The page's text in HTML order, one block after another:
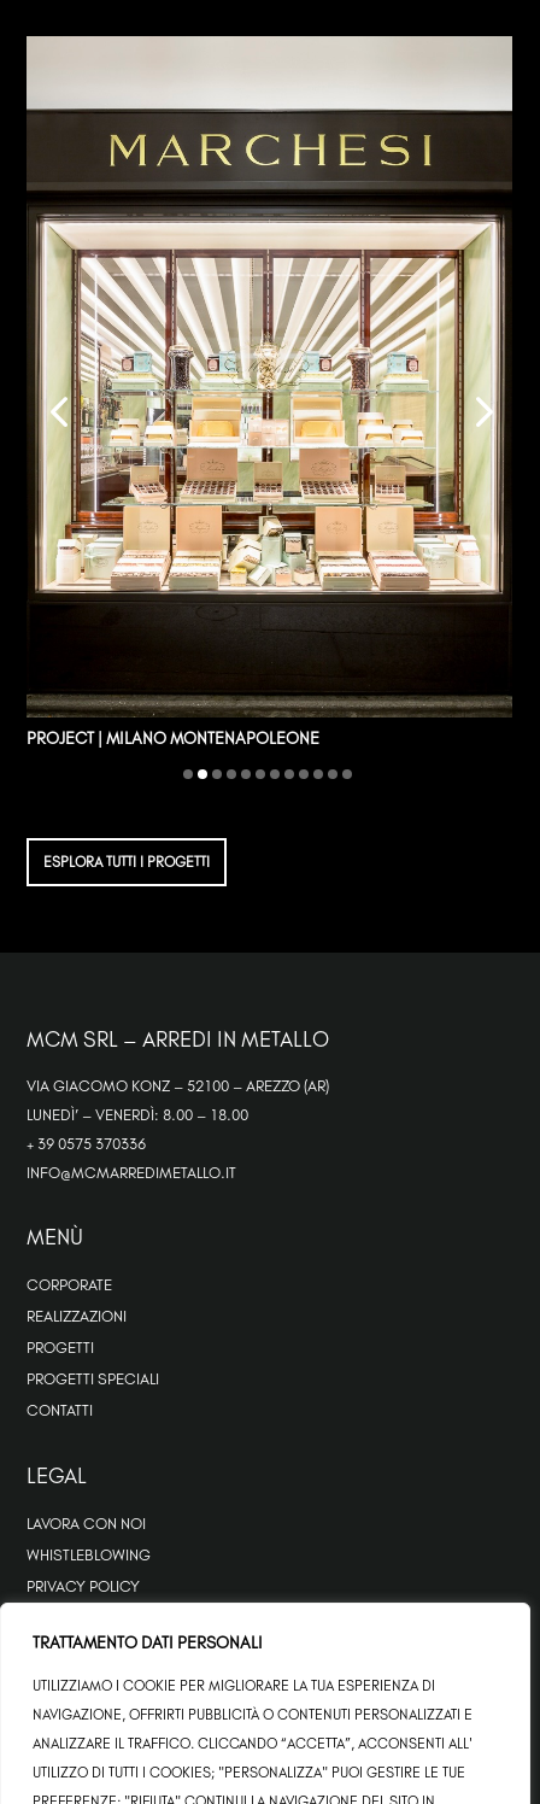
TRATTAMENTO DATI PERSONALI
UTILIZZIAMO I COOKIE PER MIGLIORARE LA TUA ESPERIENZA DI
NAVIGAZIONE, OFFRIRTI PUBBLICITÀ O CONTENUTI PERSONALIZZATI E
ANALIZZARE IL TRAFFICO. CLICCANDO “ACCETTA”, ACCONSENTI ALL'
UTILIZZO DI TUTTI I COOKIES; "PERSONALIZZA" PUOI GESTIRE LE TUE
PROJECT | MILANO MONTENAPOLEONE
ESPLORA TUTTI I PROGETTI
MCM SRL – ARREDI IN METALLO
VIA GIACOMO KONZ – 52100 – AREZZO (AR)
LUNEDÌ’ – VENERDÌ: 8.00 – 18.00
+ 39 0575 370336
INFO@MCMARREDIMETALLO.IT
MENÙ
CORPORATE
REALIZZAZIONI
PROGETTI
PROGETTI SPECIALI
CONTATTI
LEGAL
LAVORA CON NOI
WHISTLEBLOWING
PRIVACY POLICY
2026 © MCM SRL – ALL RIGHTS RESERVED
C.F./P.I. 01525620512 – CAPITALE SOCIALE: €102.744,92 I.V – REA:
AR 118132